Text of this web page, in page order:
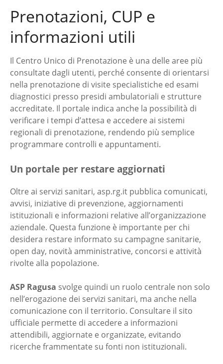
Prenotazioni, CUP e
informazioni utili
Il Centro Unico di Prenotazione è una delle aree più
consultate dagli utenti, perché consente di orientarsi
nella prenotazione di visite specialistiche ed esami
diagnostici presso presidi ambulatoriali e strutture
accreditate. Il portale indica anche la possibilità di
verificare i tempi d’attesa e accedere ai sistemi
regionali di prenotazione, rendendo più semplice
programmare controlli e appuntamenti.
Un portale per restare aggiornati
Oltre ai servizi sanitari, asp.rg.it pubblica comunicati,
avvisi, iniziative di prevenzione, aggiornamenti
istituzionali e informazioni relative all’organizzazione
aziendale. Questa funzione è importante per chi
desidera restare informato su campagne sanitarie,
open day, novità amministrative, concorsi e attività
rivolte alla popolazione.
ASP Ragusa svolge quindi un ruolo centrale non solo
nell’erogazione dei servizi sanitari, ma anche nella
comunicazione con il territorio. Consultare il sito
ufficiale permette di accedere a informazioni
attendibili, aggiornate e organizzate, evitando
ricerche frammentate su fonti non istituzionali.